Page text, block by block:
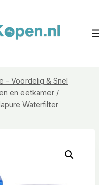
– Voordelig & Snel
en eetkamer /
Waterfilter